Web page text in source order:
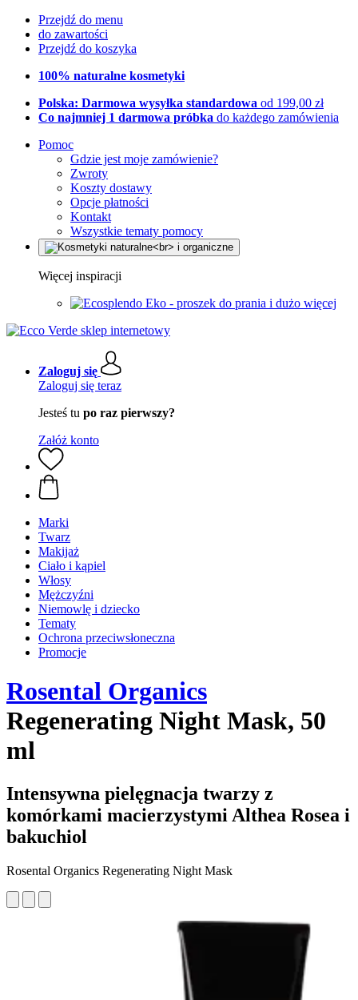
Przejdź do menu
do zawartości
Przejdź do koszyka
100% naturalne kosmetyki
Polska: Darmowa wysyłka standardowa od 199,00 zł
Co najmniej 1 darmowa próbka do każdego zamówienia
Pomoc
Gdzie jest moje zamówienie?
Zwroty
Koszty dostawy
Opcje płatności
Kontakt
Wszystkie tematy pomocy
Więcej inspiracji
Eko - proszek do prania i dużo więcej
Zaloguj się
Zaloguj się teraz
Jesteś tu po raz pierwszy?
Załóż konto
Marki
Twarz
Makijaż
Ciało i kąpiel
Włosy
Mężczyźni
Niemowlę i dziecko
Tematy
Ochrona przeciwsłoneczna
Promocje
Rosental Organics
Regenerating Night Mask, 50
ml
Intensywna pielęgnacja twarzy z
komórkami macierzystymi Althea Rosea i
bakuchiol
Rosental Organics Regenerating Night Mask